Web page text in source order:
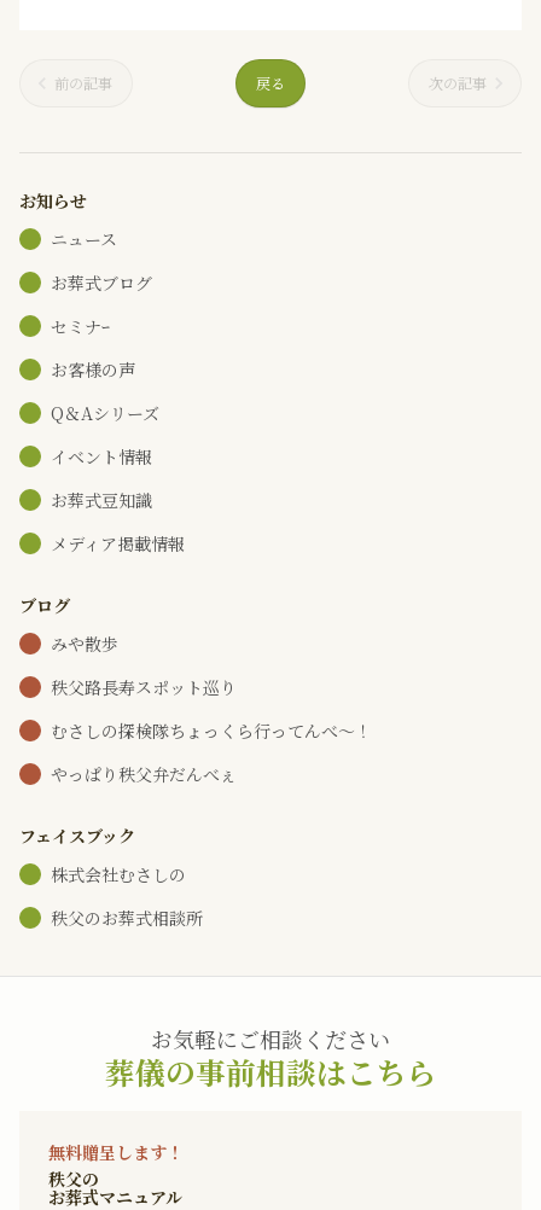
前の記事 戻る 次の記事
お知らせ
ニュース
お葬式ブログ
セミナｰ
お客様の声
Q＆Aシリーズ
イベント情報
お葬式豆知識
メディア掲載情報
ブログ
みや散歩
秩父路長寿スポット巡り
むさしの探検隊ちょっくら行ってんべ～！
やっぱり秩父弁だんべぇ
フェイスブック
株式会社むさしの
秩父のお葬式相談所
お気軽にご相談ください
葬儀の事前相談はこちら
無料贈呈します！
秩父の
お葬式マニュアル